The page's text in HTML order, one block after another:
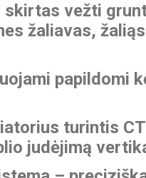
vežti
žaliavas,
papildomi
turintis
judėjimą